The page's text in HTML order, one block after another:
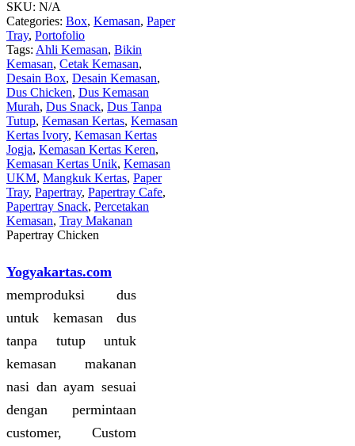
SKU: N/A
Categories: Box, Kemasan, Paper
Tray, Portofolio
Tags: Ahli Kemasan, Bikin
Kemasan, Cetak Kemasan,
Desain Box, Desain Kemasan,
Dus Chicken, Dus Kemasan
Murah, Dus Snack, Dus Tanpa
Tutup, Kemasan Kertas, Kemasan
Kertas Ivory, Kemasan Kertas
Jogja, Kemasan Kertas Keren,
Kemasan Kertas Unik, Kemasan
UKM, Mangkuk Kertas, Paper
Tray, Papertray, Papertray Cafe,
Papertray Snack, Percetakan
Kemasan, Tray Makanan
Papertray Chicken
Yogyakartas.com
memproduksi dus
untuk kemasan dus
tanpa tutup untuk
kemasan makanan
nasi dan ayam sesuai
dengan permintaan
customer, Custom